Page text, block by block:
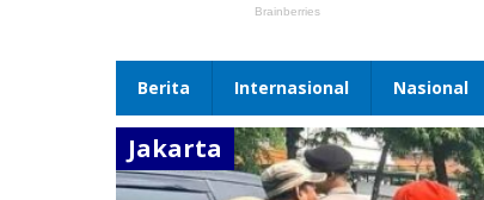
Berita Internasional Nasional
Jakarta